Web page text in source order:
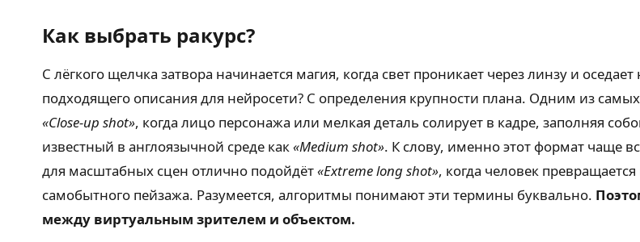
Как выбрать ракурс?
С лёгкого щелчка затвора начинается магия, когда свет проникает через линзу и
подходящего описания для нейросети? С определения крупности плана. Одним из
«Close-up shot», когда лицо персонажа или мелкая деталь солирует в кадре, заполняя
известный в англоязычной среде как«Medium shot». К слову, именно этот формат чаще
для масштабных сцен отлично подойдёт«Extreme long shot», когда человек
самобытного пейзажа. Разумеется, алгоритмы понимают эти термины буквально.
между виртуальным зрителем и объектом.